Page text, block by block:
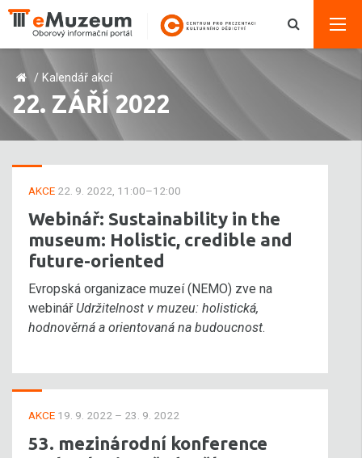
/ Kalendář akcí
22. ZÁŘÍ 2022
AKCE 22. 9. 2022, 11:00–12:00
Webinář: Sustainability in the
museum: Holistic, credible and
future-oriented
Evropská organizace muzeí (NEMO) zve na
webinář Udržitelnost v muzeu: holistická,
hodnověrná a orientovaná na budoucnost.
AKCE 19. 9. 2022 – 23. 9. 2022
53. mezinárodní konference